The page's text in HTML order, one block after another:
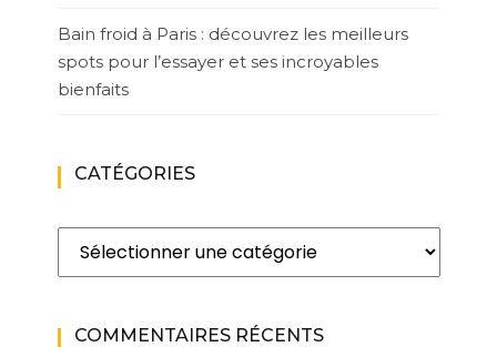
Bain froid à Paris : découvrez les meilleurs
spots pour l’essayer et ses incroyables
bienfaits
CATÉGORIES
Catégories
COMMENTAIRES RÉCENTS